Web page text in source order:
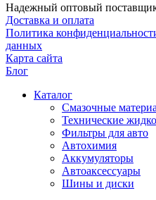
Надежный оптовый
Доставка и оплата
Политика
данных
Карта сайта
Блог
Каталог
Смазочные
Технические
Фильтры для авто
Автохимия
Аккумуляторы
Автоаксессуары
Шины и диски